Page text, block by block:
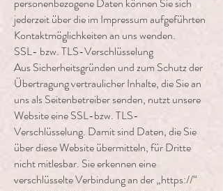
jederzeit über die im Impressum aufgeführten
Kontaktmöglichkeiten an uns wenden.
SSL- bzw. TLS-Verschlüsselung
Aus Sicherheitsgründen und zum Schutz der
Übertragung vertraulicher Inhalte, die Sie an
uns als Seitenbetreiber senden, nutzt unsere
Website eine SSL-bzw. TLS-
Verschlüsselung. Damit sind Daten, die Sie
über diese Website übermitteln, für Dritte
nicht mitlesbar. Sie erkennen eine
verschlüsselte Verbindung an der „https://“